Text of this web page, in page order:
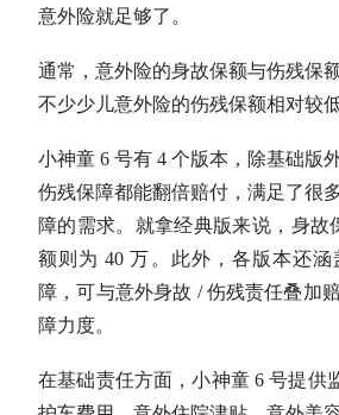
意外险就足够了。
通常，意外险的身故保额与伤残保
不少少儿意外险的伤残保额相对较
小神童 6 号有 4 个版本，除基础版
伤残保障都能翻倍赔付，满足了很
障的需求。就拿经典版来说，身故
额则为 40 万。此外，各版本还
障，可与意外身故 / 伤残责任叠加
障力度。
在基础责任方面，小神童 6 号提供